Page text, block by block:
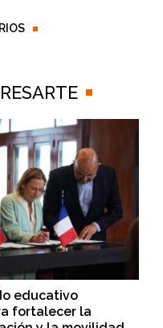
educativo
fortalecer la